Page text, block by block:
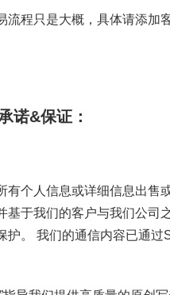
流程只是大概，具体请添加
诺&保证：
有个人信息或详细信息出售
基于我们的客户与我们公司
护。 我们的通信内容已通